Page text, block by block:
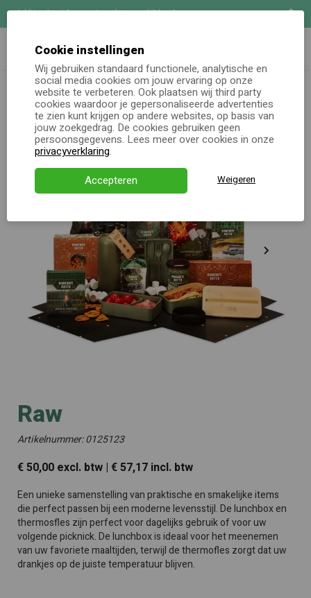
Uitgebreide maatwerk mogelijkheden
Online keuzecadeau
Kerstpakketten
Alle momenten
Verjaardagsservice
Demo Direct bestellen
Zoeken
Kerstpakketten totaal Kerstpakket Raw
Raw
Artikelnummer: 0125123
€ 50,00 excl. btw | € 57,17 incl. btw
Een unieke samenstelling van praktische en smakelijke items
die perfect passen bij een moderne levensstijl. De lunchbox en
thermosfles zijn perfect voor dagelijks gebruik of voor uw
volgende picknick. De lunchbox is ideaal voor het meenemen
van uw favoriete maaltijden, terwijl de thermofles zorgt dat uw
drankjes op de juiste temperatuur blijven.
Cookie instellingen
Wij gebruiken standaard functionele, analytische en
social media cookies om jouw ervaring op onze
website te verbeteren. Ook plaatsen wij third party
cookies waardoor je gepersonaliseerde advertenties
te zien kunt krijgen op andere websites, op basis van
jouw zoekgedrag. De cookies gebruiken geen
persoonsgegevens. Lees meer over cookies in onze
privacyverklaring.
Accepteren
Weigeren